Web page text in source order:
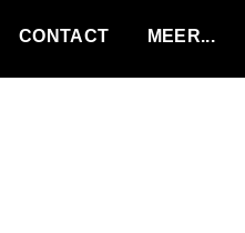
CONTACT